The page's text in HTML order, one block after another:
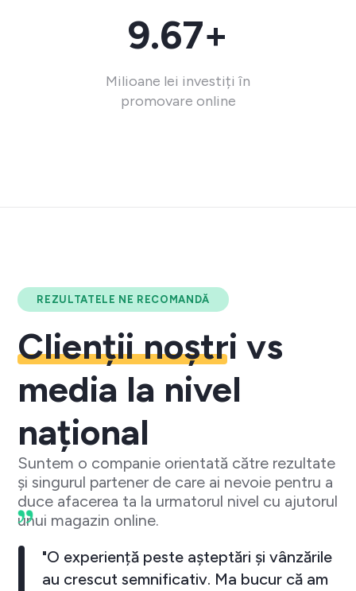
9.67+
Milioane lei investiți în
promovare online
REZULTATELE NE RECOMANDĂ
Clienții noștri vs
media la nivel
național
Suntem o companie orientată către rezultate
și singurul partener de care ai nevoie pentru a
duce afacerea ta la urmatorul nivel cu ajutorul
unui magazin online.
"O experiență peste așteptări și vânzările
au crescut semnificativ. Ma bucur că am